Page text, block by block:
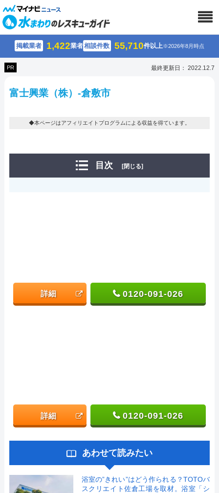
掲載業者 1,422業者相談件数 55,710件以上※2026年8月時点
PR 最終更新日： 2022.12.7
富士興業（株）-倉敷市
◆本ページはアフィリエイトプログラムによる収益を得ています。
目次 [閉じる]
詳細 0120-091-026
詳細 0120-091-026
あわせて読みたい
浴室の”きれい”はどう作られる？TOTOバ
スクリエイト佐倉工場を取材。浴室「シ